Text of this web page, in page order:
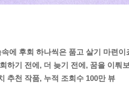
에 후회 하나씩은 품고 살기 마련이
하기 전에, 더 늦기 전에, 꿈을 이뤄
추천 작품, 누적 조회수 100만 뷰